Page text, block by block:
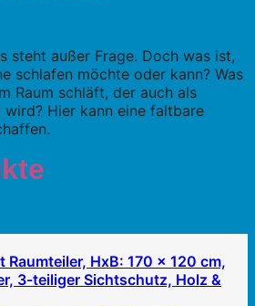
steht außer Frage. Doch was ist,
schlafen möchte oder kann? Was
Raum schläft, der auch als
Hier kann eine faltbare